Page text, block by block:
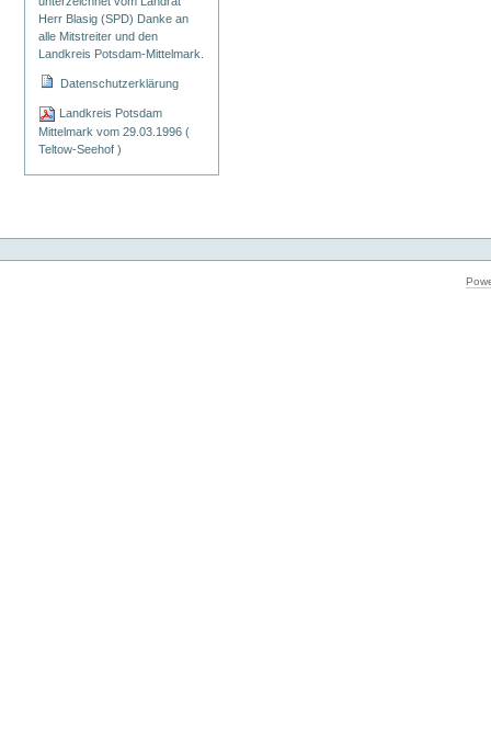
Herr Blasig (SPD) Danke an
alle Mitstreiter und den
Landkreis Potsdam-Mittelmark.
Datenschutzerklärung
Landkreis Potsdam
Mittelmark vom 29.03.1996 (
Teltow-Seehof )